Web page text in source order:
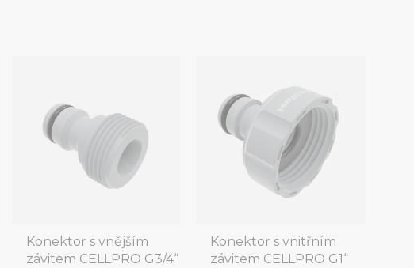
Konektor s vnějším
závitem CELLPRO G3/4“
Konektor s vnitřním
závitem CELLPRO G1“